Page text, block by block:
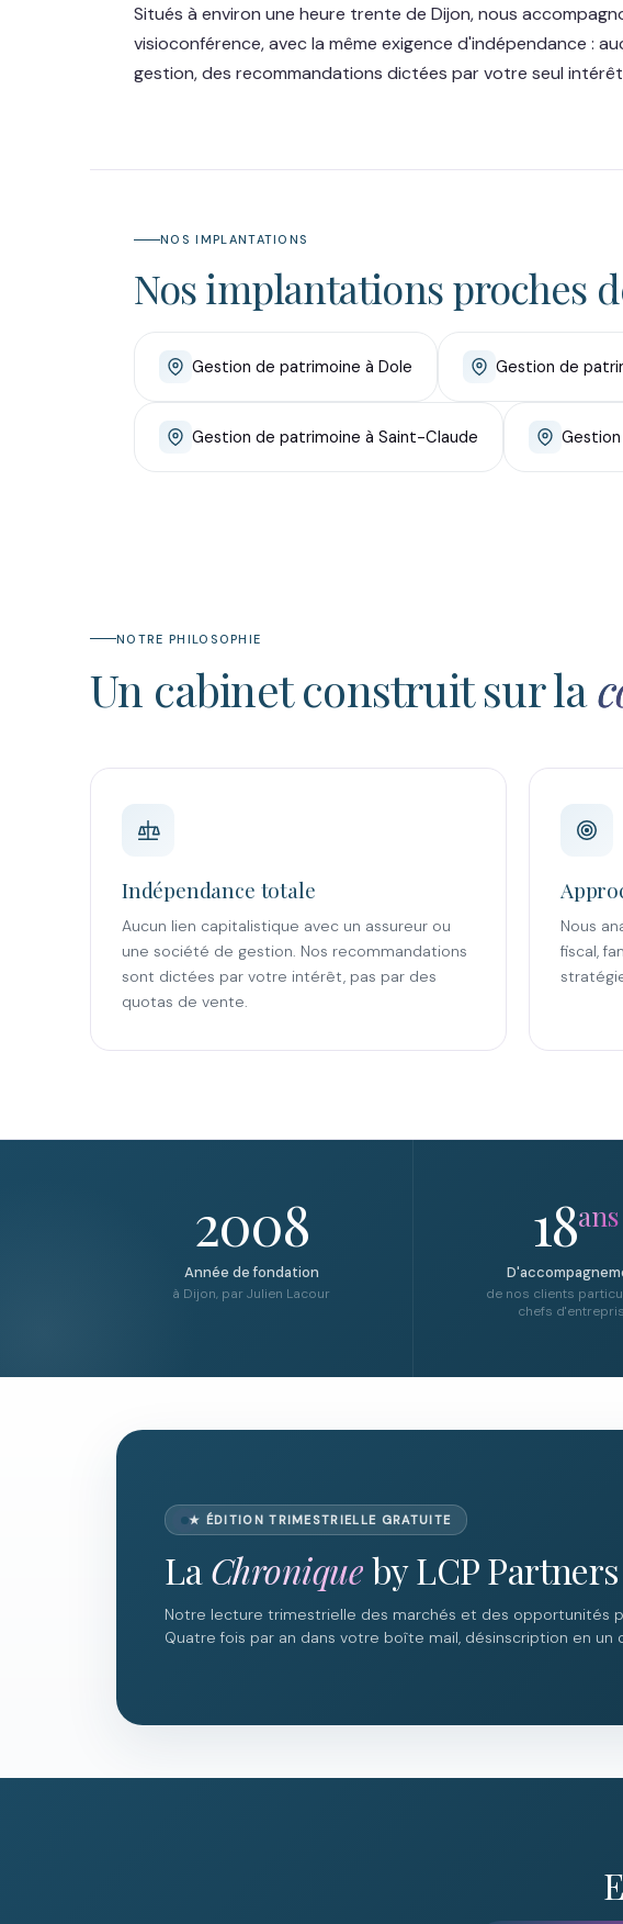
Situés à environ une heure trente de Dijon, nous
visioconférence, avec la même exigence d'indépendance :
gestion, des recommandations dictées par votre seul
NOS IMPLANTATIONS
Nos implantations proches
Gestion de patrimoine à Dole Gestion de
Gestion de patrimoine à Saint-Claude
NOTRE PHILOSOPHIE
Un cabinet construit sur la
Indépendance totale
Aucun lien capitalistique avec un assureur ou
une société de gestion. Nos recommandations
sont dictées par votre intérêt, pas par des
quotas de vente.
Nous
fiscal,
2008
Année de fondation
à Dijon, par Julien Lacour
18ans
de nos clients
chefs
★ ÉDITION TRIMESTRIELLE GRATUITE
La Chroniqueby LCP Partners
Notre lecture trimestrielle des marchés et des opportunités
Quatre fois par an dans votre boîte mail, désinscription en un